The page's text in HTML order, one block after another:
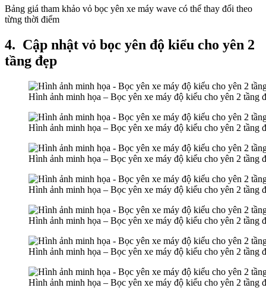
Bảng giá tham khảo vỏ bọc yên xe máy wave có thể thay đổi theo
từng thời điểm
4. Cập nhật vỏ bọc yên độ kiểu cho yên 2
tầng đẹp
Hình ảnh minh họa – Bọc yên xe máy độ kiểu cho yên 2 tầng
Hình ảnh minh họa – Bọc yên xe máy độ kiểu cho yên 2 tầng
Hình ảnh minh họa – Bọc yên xe máy độ kiểu cho yên 2 tầng
Hình ảnh minh họa – Bọc yên xe máy độ kiểu cho yên 2 tầng
Hình ảnh minh họa – Bọc yên xe máy độ kiểu cho yên 2 tầng
Hình ảnh minh họa – Bọc yên xe máy độ kiểu cho yên 2 tầng
Hình ảnh minh họa – Bọc yên xe máy độ kiểu cho yên 2 tầng